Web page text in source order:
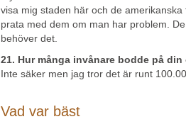
visa mig staden här och de
prata med dem om man har problem.
behöver det.
21. Hur många invånare bodde på din
Inte säker men jag tror det är runt
Vad var bäst